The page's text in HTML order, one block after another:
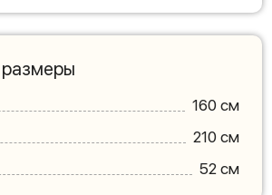
160 см
210 см
52 см